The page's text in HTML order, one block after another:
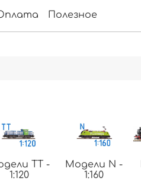
Полезное
ТТ -
1:120
Модели N -
1:160